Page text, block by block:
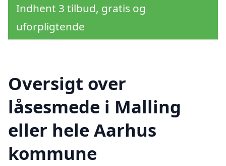
Indhent 3 tilbud, gratis og
uforpligtende
Oversigt over
låsesmede i Malling
eller hele Aarhus
kommune